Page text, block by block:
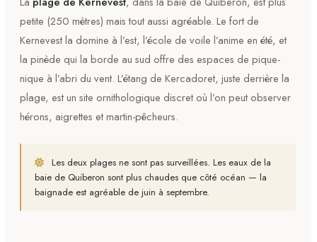
petite (250 mètres) mais tout aussi agréable. Le fort de
Kernevest la domine à l’est, l’école de voile l’anime en été, et
la pinède qui la borde au sud offre des espaces de pique-
nique à l’abri du vent. L’étang de Kercadoret, juste derrière la
plage, est un site ornithologique discret où l’on peut observer
hérons, aigrettes et martin-pêcheurs.
Les deux plages ne sont pas surveillées. Les eaux de la
baie de Quiberon sont plus chaudes que côté océan — la
baignade est agréable de juin à septembre.